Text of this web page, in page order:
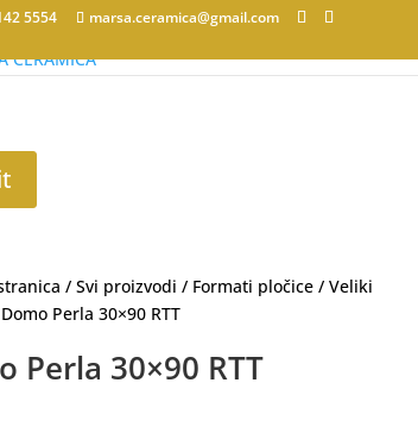
5554 marsa.ceramica@gmail.com
/Svi proizvodi / Formati pločice /Veliki
Perla 30×90 RTT
Perla 30×90 RTT